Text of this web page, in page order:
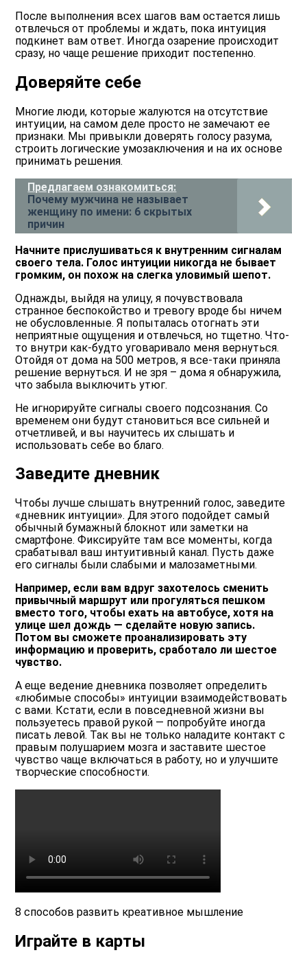
После выполнения всех шагов вам остается лишь
отвлечься от проблемы и ждать, пока интуиция
подкинет вам ответ. Иногда озарение происходит
сразу, но чаще решение приходит постепенно.
Доверяйте себе
Многие люди, которые жалуются на отсутствие
интуиции, на самом деле просто не замечают ее
признаки. Мы привыкли доверять голосу разума,
строить логические умозаключения и на их основе
принимать решения.
Предлагаем ознакомиться:
Почему мужчина не называет
женщину по имени: 6 скрытых
причин
Начните прислушиваться к внутренним сигналам
своего тела. Голос интуиции никогда не бывает
громким, он похож на слегка уловимый шепот.
Однажды, выйдя на улицу, я почувствовала
странное беспокойство и тревогу вроде бы ничем
не обусловленные. Я попыталась отогнать эти
неприятные ощущения и отвлечься, но тщетно. Что-
то внутри как-будто уговаривало меня вернуться.
Отойдя от дома на 500 метров, я все-таки приняла
решение вернуться. И не зря – дома я обнаружила,
что забыла выключить утюг.
Не игнорируйте сигналы своего подсознания. Со
временем они будут становиться все сильней и
отчетливей, и вы научитесь их слышать и
использовать себе во благо.
Заведите дневник
Чтобы лучше слышать внутренний голос, заведите
«дневник интуиции». Для этого подойдет самый
обычный бумажный блокнот или заметки на
смартфоне. Фиксируйте там все моменты, когда
срабатывал ваш интуитивный канал. Пусть даже
его сигналы были слабыми и малозаметными.
Например, если вам вдруг захотелось сменить
привычный маршрут или прогуляться пешком
вместо того, чтобы ехать на автобусе, хотя на
улице шел дождь — сделайте новую запись.
Потом вы сможете проанализировать эту
информацию и проверить, сработало ли шестое
чувство.
А еще ведение дневника позволяет определить
«любимые способы» интуиции взаимодействовать
с вами. Кстати, если в повседневной жизни вы
пользуетесь правой рукой — попробуйте иногда
писать левой. Так вы не только наладите контакт с
правым полушарием мозга и заставите шестое
чувство чаще включаться в работу, но и улучшите
творческие способности.
8 способов развить креативное мышление
Играйте в карты